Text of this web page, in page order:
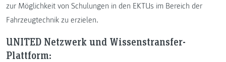
zur Möglichkeit von Schulungen in den EKTUs im Bereich der
Fahrzeugtechnik zu erzielen.
UNITED Netzwerk und Wissenstransfer-
Plattform: